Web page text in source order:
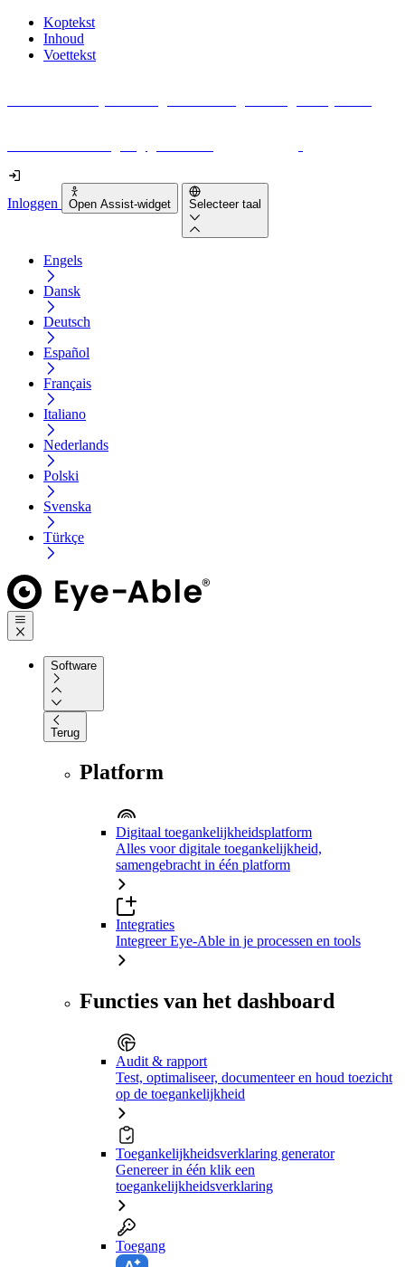
Koptekst
Inhoud
Voettekst
Inloggen Open Assist-widget Selecteer taal
Engels
Dansk
Deutsch
Español
Français
Italiano
Nederlands
Polski
Svenska
Türkçe
Software
Terug
Platform
Digitaal toegankelijkheidsplatform
Alles voor digitale toegankelijkheid,
samengebracht in één platform
Integraties
Integreer Eye-Able in je processen en tools
Functies van het dashboard
Audit & rapport
Test, optimaliseer, documenteer en houd toezicht
op de toegankelijkheid
Toegankelijkheidsverklaring generator
Genereer in één klik een
toegankelijkheidsverklaring
Toegang